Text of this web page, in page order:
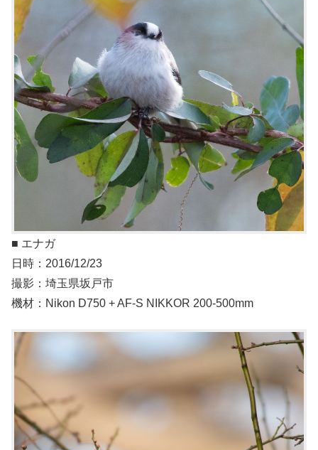
■ エナガ
日時：2016/12/23
撮影：埼玉県坂戸市
機材：Nikon D750 + AF-S NIKKOR 200-500mm